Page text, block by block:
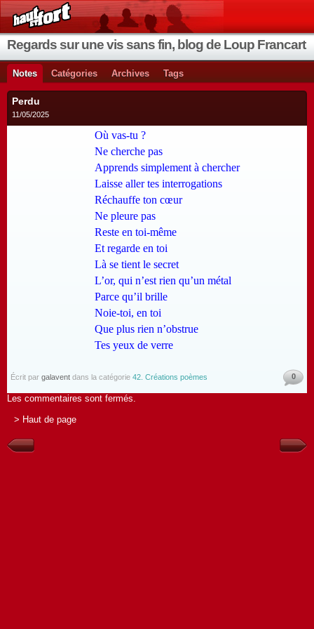
Regards sur une vis sans fin, blog de Loup Francart
Notes Catégories Archives Tags
Perdu
11/05/2025
Où vas-tu ?
Ne cherche pas
Apprends simplement à chercher
Laisse aller tes interrogations
Réchauffe ton cœur
Ne pleure pas
Reste en toi-même
Et regarde en toi
Là se tient le secret
L’or, qui n’est rien qu’un métal
Parce qu’il brille
Noie-toi, en toi
Que plus rien n’obstrue
Tes yeux de verre
Écrit par galavent dans la catégorie 42. Créations poèmes 0
Les commentaires sont fermés.
> Haut de page